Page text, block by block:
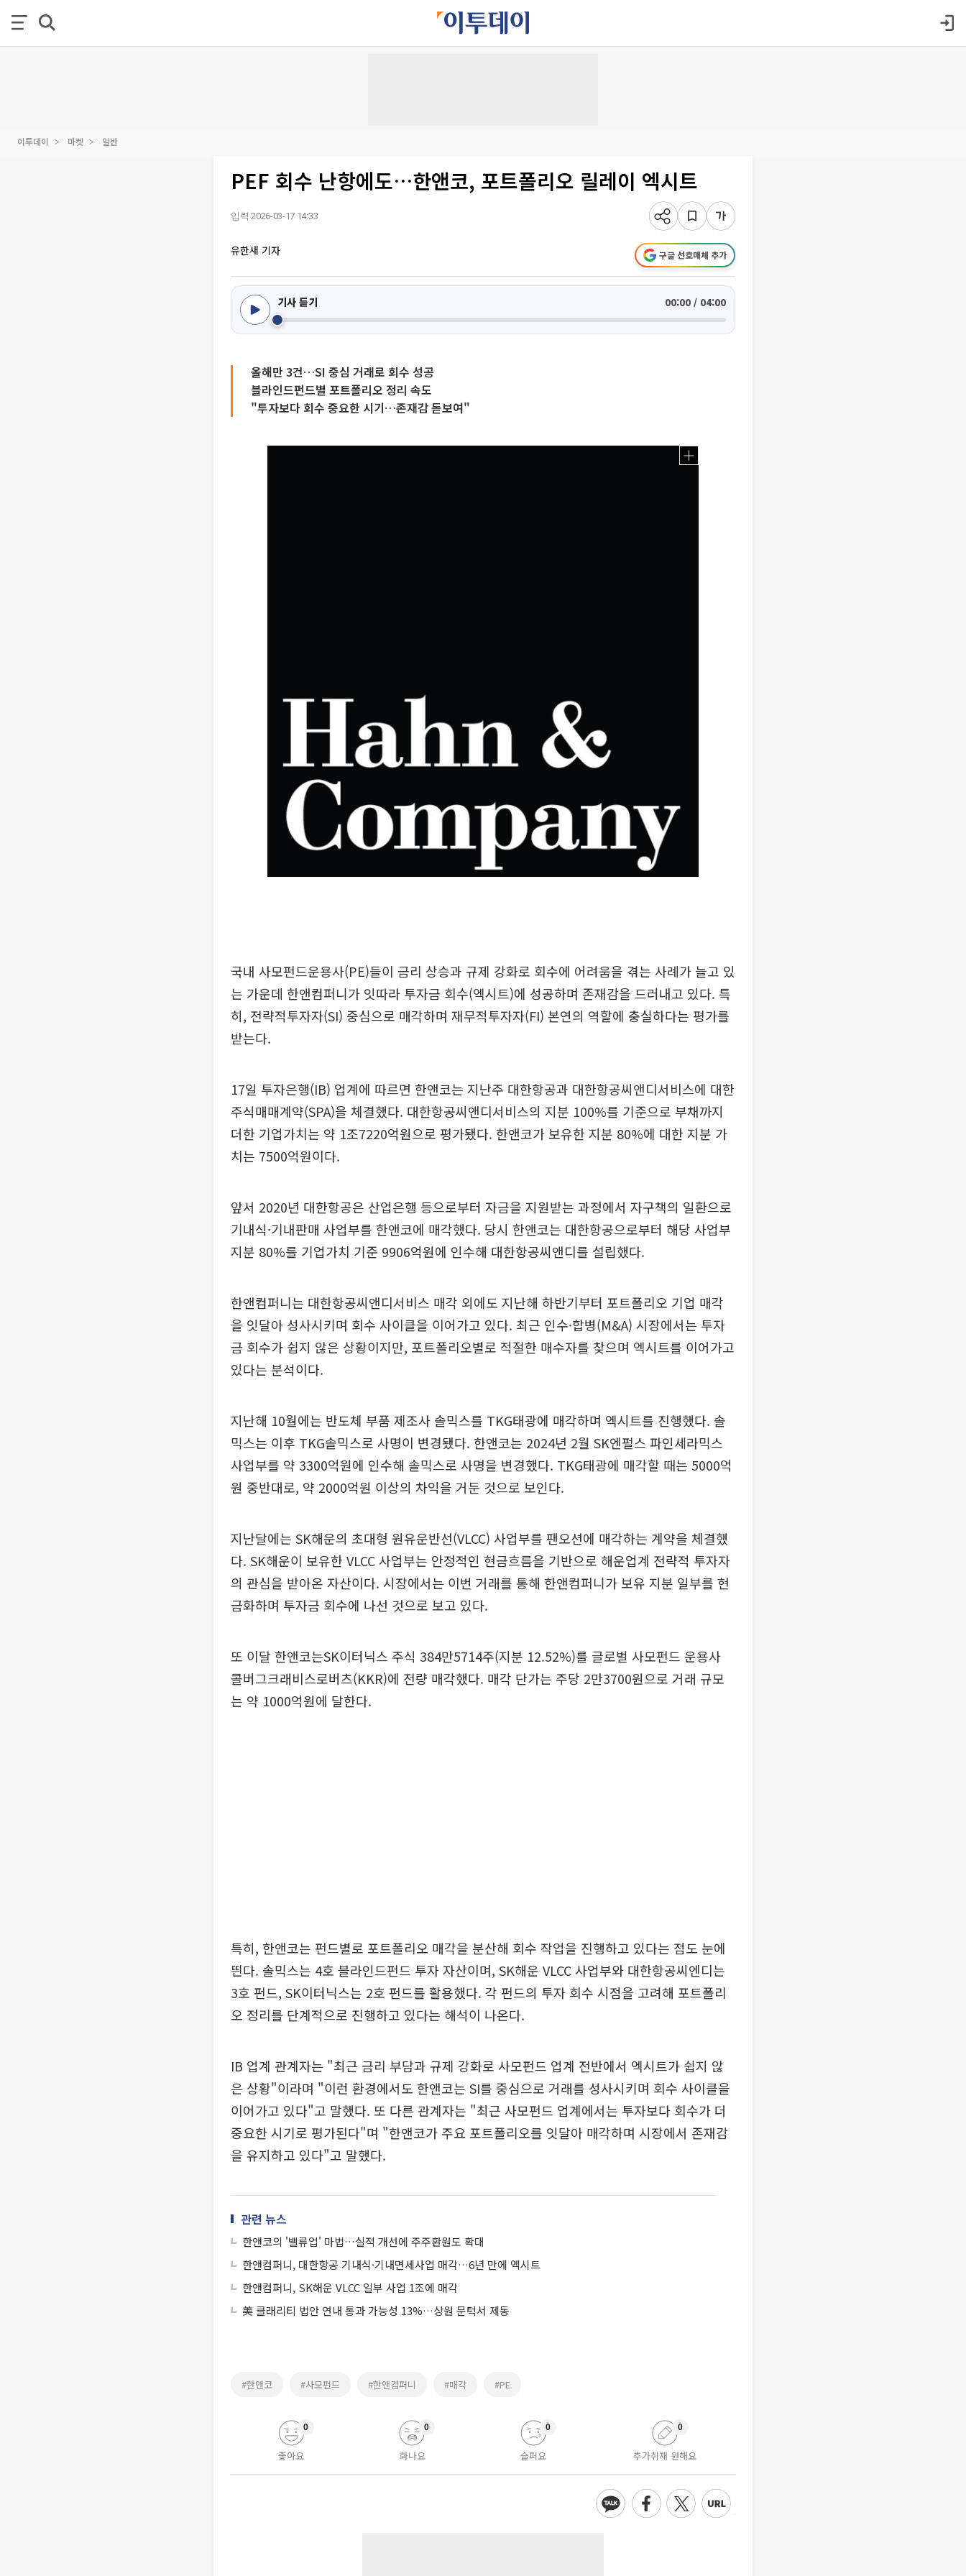
이투데이 마켓 일반
PEF 회수 난항에도…한앤코, 포트폴리오 릴레이 엑시트
입력 2026-03-17 14:33
유한새 기자 구글 선호매체 추가
기사 듣기 00:00 / 04:00
올해만 3건…SI 중심 거래로 회수 성공
블라인드펀드별 포트폴리오 정리 속도
"투자보다 회수 중요한 시기…존재감 돋보여"
국내 사모펀드운용사(PE)들이 금리 상승과 규제 강화로 회수에 어려움을 겪는 사례가 늘고 있
는 가운데 한앤컴퍼니가 잇따라 투자금 회수(엑시트)에 성공하며 존재감을 드러내고 있다. 특
히, 전략적투자자(SI) 중심으로 매각하며 재무적투자자(FI) 본연의 역할에 충실하다는 평가를
받는다.
17일 투자은행(IB) 업계에 따르면 한앤코는 지난주 대한항공과 대한항공씨앤디서비스에 대한
주식매매계약(SPA)을 체결했다. 대한항공씨앤디서비스의 지분 100%를 기준으로 부채까지
더한 기업가치는 약 1조7220억원으로 평가됐다. 한앤코가 보유한 지분 80%에 대한 지분 가
치는 7500억원이다.
앞서 2020년 대한항공은 산업은행 등으로부터 자금을 지원받는 과정에서 자구책의 일환으로
기내식·기내판매 사업부를 한앤코에 매각했다. 당시 한앤코는 대한항공으로부터 해당 사업부
지분 80%를 기업가치 기준 9906억원에 인수해 대한항공씨앤디를 설립했다.
한앤컴퍼니는 대한항공씨앤디서비스 매각 외에도 지난해 하반기부터 포트폴리오 기업 매각
을 잇달아 성사시키며 회수 사이클을 이어가고 있다. 최근 인수·합병(M&A) 시장에서는 투자
금 회수가 쉽지 않은 상황이지만, 포트폴리오별로 적절한 매수자를 찾으며 엑시트를 이어가고
있다는 분석이다.
지난해 10월에는 반도체 부품 제조사 솔믹스를 TKG태광에 매각하며 엑시트를 진행했다. 솔
믹스는 이후 TKG솔믹스로 사명이 변경됐다. 한앤코는 2024년 2월 SK엔펄스 파인세라믹스
사업부를 약 3300억원에 인수해 솔믹스로 사명을 변경했다. TKG태광에 매각할 때는 5000억
원 중반대로, 약 2000억원 이상의 차익을 거둔 것으로 보인다.
지난달에는 SK해운의 초대형 원유운반선(VLCC) 사업부를 팬오션에 매각하는 계약을 체결했
다. SK해운이 보유한 VLCC 사업부는 안정적인 현금흐름을 기반으로 해운업계 전략적 투자자
의 관심을 받아온 자산이다. 시장에서는 이번 거래를 통해 한앤컴퍼니가 보유 지분 일부를 현
금화하며 투자금 회수에 나선 것으로 보고 있다.
또 이달 한앤코는SK이터닉스 주식 384만5714주(지분 12.52%)를 글로벌 사모펀드 운용사
콜버그크래비스로버츠(KKR)에 전량 매각했다. 매각 단가는 주당 2만3700원으로 거래 규모
는 약 1000억원에 달한다.
특히, 한앤코는 펀드별로 포트폴리오 매각을 분산해 회수 작업을 진행하고 있다는 점도 눈에
띈다. 솔믹스는 4호 블라인드펀드 투자 자산이며, SK해운 VLCC 사업부와 대한항공씨엔디는
3호 펀드, SK이터닉스는 2호 펀드를 활용했다. 각 펀드의 투자 회수 시점을 고려해 포트폴리
오 정리를 단계적으로 진행하고 있다는 해석이 나온다.
IB 업계 관계자는 "최근 금리 부담과 규제 강화로 사모펀드 업계 전반에서 엑시트가 쉽지 않
은 상황"이라며 "이런 환경에서도 한앤코는 SI를 중심으로 거래를 성사시키며 회수 사이클을
이어가고 있다"고 말했다. 또 다른 관계자는 "최근 사모펀드 업계에서는 투자보다 회수가 더
중요한 시기로 평가된다"며 "한앤코가 주요 포트폴리오를 잇달아 매각하며 시장에서 존재감
을 유지하고 있다"고 말했다.
관련 뉴스
한앤코의 '밸류업' 마법…실적 개선에 주주환원도 확대
한앤컴퍼니, 대한항공 기내식·기내면세사업 매각…6년 만에 엑시트
한앤컴퍼니, SK해운 VLCC 일부 사업 1조에 매각
美 클래리티 법안 연내 통과 가능성 13%…상원 문턱서 제동
#한앤코 #사모펀드 #한앤컴퍼니 #매각 #PE
좋아요
0
화나요
0
슬퍼요
0
추가취재 원해요
0